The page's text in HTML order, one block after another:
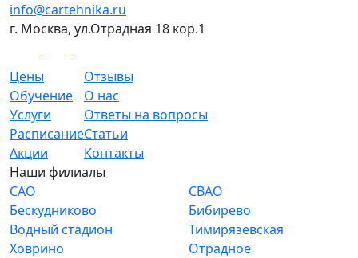
info@cartehnika.ru
г. Москва, ул.Отрадная 18 кор.1
Цены
Обучение
Услуги
Расписание
Акции
Отзывы
О нас
Ответы на вопросы
Статьи
Контакты
Наши филиалы
САО
Бескудниково
Водный стадион
Ховрино
СВАО
Бибирево
Тимирязевская
Отрадное